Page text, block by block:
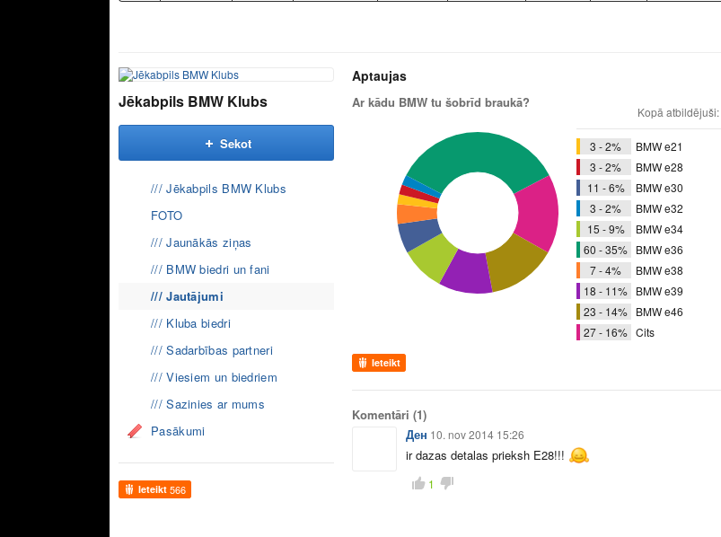
Jēkabpils BMW Klubs
Sekot
/// Jēkabpils BMW Klubs
FOTO
/// Jaunākās ziņas
/// BMW biedri un fani
/// Jautājumi
/// Kluba biedri
/// Sadarbības partneri
/// Viesiem un biedriem
/// Sazinies ar mums
Pasākumi
Ieteikt 566
Aptaujas
Ar kādu BMW tu šobrīd braukā?
Kopā atbildējuši:
3 - 2%
BMW e21
3 - 2%
BMW e28
11 - 6%
BMW e30
3 - 2%
BMW e32
15 - 9%
BMW e34
60 - 35% BMW e36
7 - 4%
BMW e38
18 - 11% BMW e39
23 - 14% BMW e46
27 - 16% Cits
Ieteikt
Komentāri (1)
Ден 10. nov 2014 15:26
ir dazas detalas prieksh E28!!!
1